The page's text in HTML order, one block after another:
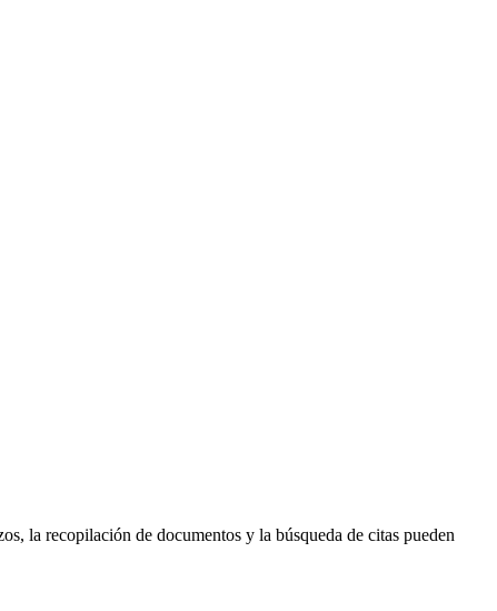
la recopilación de documentos y la búsqueda de citas pueden